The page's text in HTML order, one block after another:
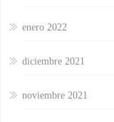
enero 2022
diciembre 2021
noviembre 2021